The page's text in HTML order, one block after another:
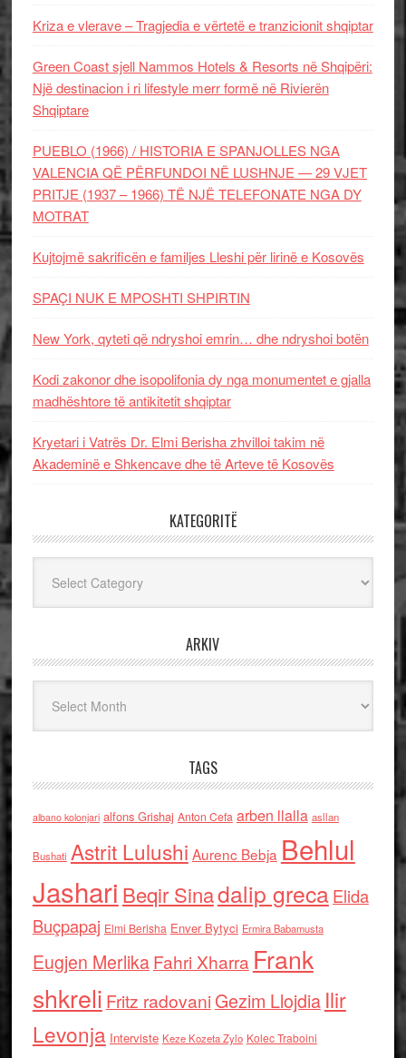
Kriza e vlerave – Tragjedia e vërtetë e tranzicionit shqiptar
Green Coast sjell Nammos Hotels & Resorts në Shqipëri:
Një destinacion i ri lifestyle merr formë në Rivierën
Shqiptare
PUEBLO (1966) / HISTORIA E SPANJOLLES NGA
VALENCIA QË PËRFUNDOI NË LUSHNJE — 29 VJET
PRITJE (1937 – 1966) TË NJË TELEFONATE NGA DY
MOTRAT
Kujtojmë sakrificën e familjes Lleshi për lirinë e Kosovës
SPAÇI NUK E MPOSHTI SHPIRTIN
New York, qyteti që ndryshoi emrin… dhe ndryshoi botën
Kodi zakonor dhe isopolifonia dy nga monumentet e gjalla
madhështore të antikitetit shqiptar
Kryetari i Vatrës Dr. Elmi Berisha zhvilloi takim në
Akademinë e Shkencave dhe të Arteve të Kosovës
KATEGORITË
ARKIV
TAGS
albano kolonjari alfons Grishaj Anton Cefa arben llalla asllan
Bushati Astrit Lulushi Aurenc Bebja Behlul
Jashari Beqir Sinadalip grecaElida
Buçpapaj Elmi Berisha Enver Bytyci Ermira Babamusta
Eugjen MerlikaFahri Xharra Frank
shkreli Fritz radovaniGezim Llojdia Ilir
Levonja Interviste Keze Kozeta Zylo Kolec Traboini